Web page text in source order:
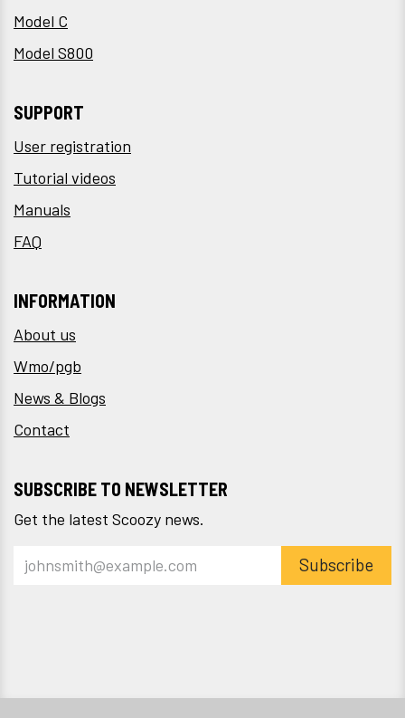
Model C
Model S800
SUPPORT
User registration
Tutorial videos
Manuals
FAQ
INFORMATION
About us
Wmo/pgb
News & Blogs
Contact
SUBSCRIBE TO NEWSLETTER
Get the latest Scoozy news.
Subscribe